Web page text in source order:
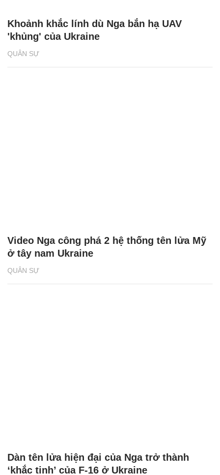
QUÂN SỰ
Khoảnh khắc lính dù Nga bắn hạ UAV
'khủng' của Ukraine
QUÂN SỰ
Video Nga công phá 2 hệ thống tên lửa Mỹ
ở tây nam Ukraine
Dàn tên lửa hiện đại của Nga trở thành
‘khắc tinh’ của F-16 ở Ukraine